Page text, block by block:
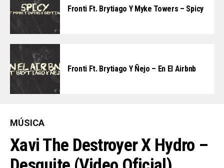
Fronti Ft. Brytiago Y Myke Towers – Spicy
Fronti Ft. Brytiago Y Ñejo – En El Airbnb
MÚSICA
Xavi The Destroyer X Hydro –